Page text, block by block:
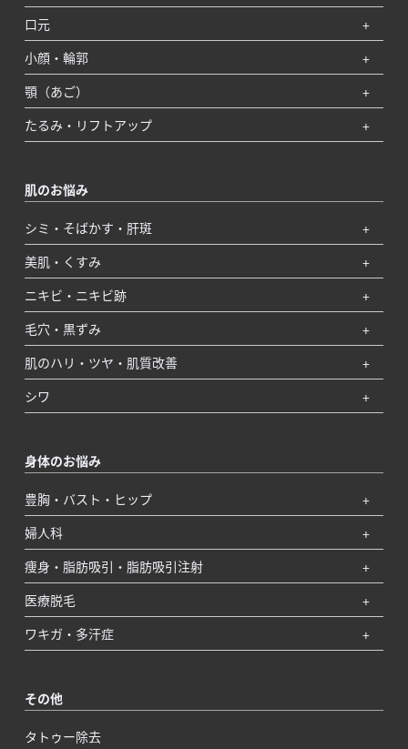
口元
小顔・輪郭
顎（あご）
たるみ・リフトアップ
肌のお悩み
シミ・そばかす・肝斑
美肌・くすみ
ニキビ・ニキビ跡
毛穴・黒ずみ
肌のハリ・ツヤ・肌質改善
シワ
身体のお悩み
豊胸・バスト・ヒップ
婦人科
痩身・脂肪吸引・脂肪吸引注射
医療脱毛
ワキガ・多汗症
その他
タトゥー除去